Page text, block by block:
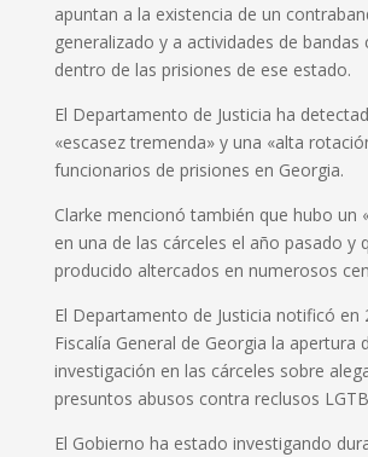
apuntan a la existencia de un
generalizado y a actividades de bandas
dentro de las prisiones de ese estado.
El Departamento de Justicia ha
«escasez tremenda» y una «alta
funcionarios de prisiones en Georgia.
Clarke mencionó también que hubo un
en una de las cárceles el año pasado y
producido altercados en numerosos
El Departamento de Justicia notificó en
Fiscalía General de Georgia la apertura
investigación en las cárceles sobre
presuntos abusos contra reclusos
El Gobierno ha estado investigando